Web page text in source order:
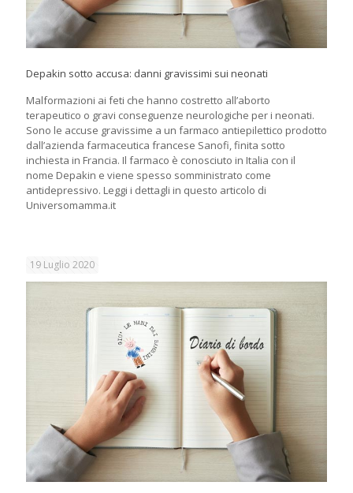
Depakin sotto accusa: danni gravissimi sui neonati
Malformazioni ai feti che hanno costretto all’aborto
terapeutico o gravi conseguenze neurologiche per i neonati.
Sono le accuse gravissime a un farmaco antiepilettico prodotto
dall’azienda farmaceutica francese Sanofi, finita sotto
inchiesta in Francia. Il farmaco è conosciuto in Italia con il
nome Depakin e viene spesso somministrato come
antidepressivo. Leggi i dettagli in questo articolo di
Universomamma.it
19 Luglio 2020